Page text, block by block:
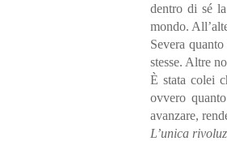
dentro di sé
mondo.
Severa
stesse. Altre
È stata colei
ovvero
avanzare,
L’unica